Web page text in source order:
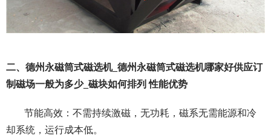
二、德州永磁筒式磁选机_德州永磁筒式磁选机哪家好供应订
制磁场一般为多少_磁块如何排列 性能优势
节能高效：不需持续激磁，无功耗，磁系无需能源和冷
却系统，运行成本低。